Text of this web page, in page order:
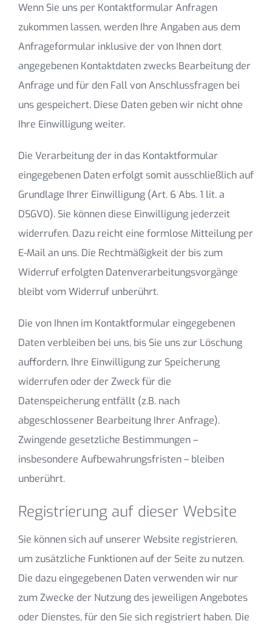
Wenn Sie uns per Kontaktformular Anfragen
zukommen lassen, werden Ihre Angaben aus dem
Anfrageformular inklusive der von Ihnen dort
angegebenen Kontaktdaten zwecks Bearbeitung der
Anfrage und für den Fall von Anschlussfragen bei
uns gespeichert. Diese Daten geben wir nicht ohne
Ihre Einwilligung weiter.
Die Verarbeitung der in das Kontaktformular
eingegebenen Daten erfolgt somit ausschließlich auf
Grundlage Ihrer Einwilligung (Art. 6 Abs. 1 lit. a
DSGVO). Sie können diese Einwilligung jederzeit
widerrufen. Dazu reicht eine formlose Mitteilung per
E-Mail an uns. Die Rechtmäßigkeit der bis zum
Widerruf erfolgten Datenverarbeitungsvorgänge
bleibt vom Widerruf unberührt.
Die von Ihnen im Kontaktformular eingegebenen
Daten verbleiben bei uns, bis Sie uns zur Löschung
auffordern, Ihre Einwilligung zur Speicherung
widerrufen oder der Zweck für die
Datenspeicherung entfällt (z.B. nach
abgeschlossener Bearbeitung Ihrer Anfrage).
Zwingende gesetzliche Bestimmungen –
insbesondere Aufbewahrungsfristen – bleiben
unberührt.
Registrierung auf dieser Website
Sie können sich auf unserer Website registrieren,
um zusätzliche Funktionen auf der Seite zu nutzen.
Die dazu eingegebenen Daten verwenden wir nur
zum Zwecke der Nutzung des jeweiligen Angebotes
oder Dienstes, für den Sie sich registriert haben. Die